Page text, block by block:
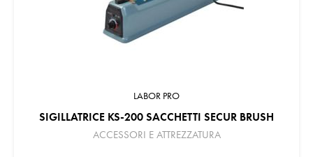
LABOR PRO
SIGILLATRICE KS-200 SACCHETTI SECUR BRUSH
ACCESSORI E ATTREZZATURA